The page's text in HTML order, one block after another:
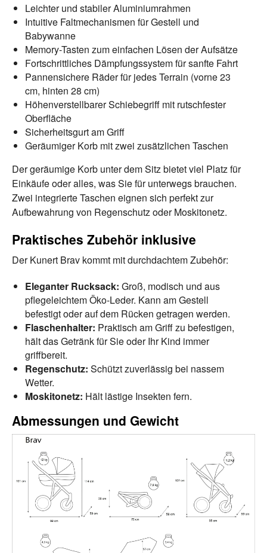
Leichter und stabiler Aluminiumrahmen
Intuitive Faltmechanismen für Gestell und
Babywanne
Memory-Tasten zum einfachen Lösen der Aufsätze
Fortschrittliches Dämpfungssystem für sanfte Fahrt
Pannensichere Räder für jedes Terrain (vorne 23
cm, hinten 28 cm)
Höhenverstellbarer Schiebegriff mit rutschfester
Oberfläche
Sicherheitsgurt am Griff
Geräumiger Korb mit zwei zusätzlichen Taschen
Der geräumige Korb unter dem Sitz bietet viel Platz für
Einkäufe oder alles, was Sie für unterwegs brauchen.
Zwei integrierte Taschen eignen sich perfekt zur
Aufbewahrung von Regenschutz oder Moskitonetz.
Praktisches Zubehör inklusive
Der Kunert Brav kommt mit durchdachtem Zubehör:
Eleganter Rucksack: Groß, modisch und aus
pflegeleichtem Öko-Leder. Kann am Gestell
befestigt oder auf dem Rücken getragen werden.
Flaschenhalter: Praktisch am Griff zu befestigen,
hält das Getränk für Sie oder Ihr Kind immer
griffbereit.
Regenschutz: Schützt zuverlässig bei nassem
Wetter.
Moskitonetz: Hält lästige Insekten fern.
Abmessungen und Gewicht